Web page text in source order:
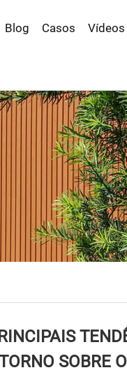
Blog Casos Vídeos
SOBRE